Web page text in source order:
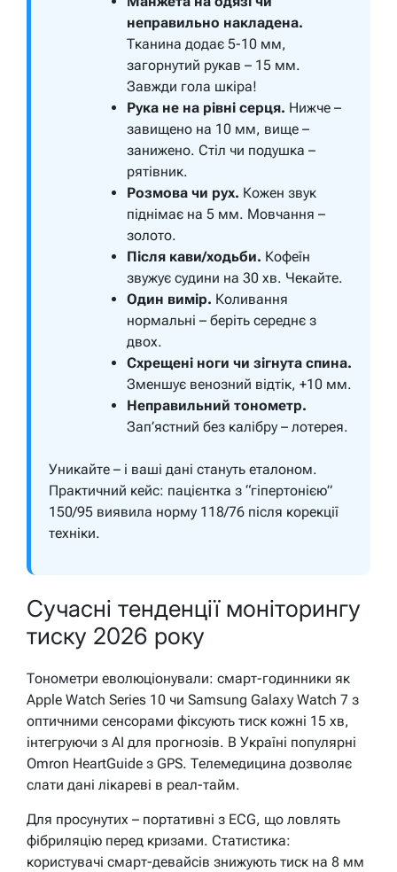
неправильно накладена.
Тканина додає 5-10 мм,
загорнутий рукав – 15 мм.
Завжди гола шкіра!
Рука не на рівні серця. Нижче –
завищено на 10 мм, вище –
занижено. Стіл чи подушка –
рятівник.
Розмова чи рух. Кожен звук
піднімає на 5 мм. Мовчання –
золото.
Після кави/ходьби. Кофеїн
звужує судини на 30 хв. Чекайте.
Один вимір. Коливання
нормальні – беріть середнє з
двох.
Схрещені ноги чи зігнута спина.
Зменшує венозний відтік, +10 мм.
Неправильний тонометр.
Зап’ястний без калібру – лотерея.
Уникайте – і ваші дані стануть еталоном.
Практичний кейс: пацієнтка з “гіпертонією”
150/95 виявила норму 118/76 після корекції
техніки.
Сучасні тенденції моніторингу
тиску 2026 року
Тонометри еволюціонували: смарт-годинники як
Apple Watch Series 10 чи Samsung Galaxy Watch 7 з
оптичними сенсорами фіксують тиск кожні 15 хв,
інтегруючи з AI для прогнозів. В Україні популярні
Omron HeartGuide з GPS. Телемедицина дозволяє
слати дані лікареві в реал-тайм.
Для просунутих – портативні з ECG, що ловлять
фібриляцію перед кризами. Статистика:
користувачі смарт-девайсів знижують тиск на 8 мм